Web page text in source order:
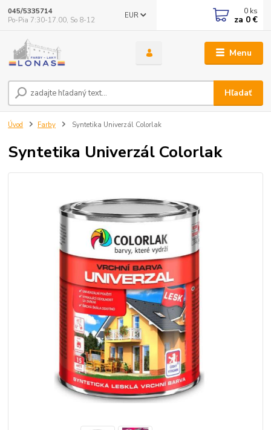
Menu
EUR
Hľadať
045/5335714
Po-Pia 7:30-17.00, So 8-12
0 ks
za 0 €
Úvod Farby Syntetika Univerzál Colorlak
Syntetika Univerzál Colorlak